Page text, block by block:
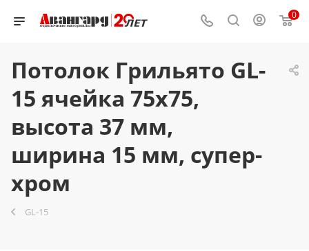
0
Потолок Грильято GL-
15 ячейка 75x75,
высота 37 мм,
ширина 15 мм, супер-
хром
GL-15